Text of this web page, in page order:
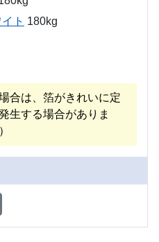
ト 180kg
合は、箔がきれいに定
生する場合がありま
）